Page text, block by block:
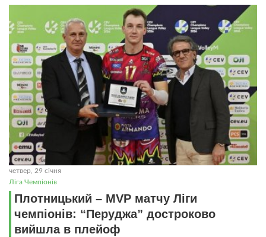
четвер, 29 січня
Ліга Чемпіонів
Плотницький – MVP матчу Ліги
чемпіонів: “Перуджа” достроково
вийшла в плейоф